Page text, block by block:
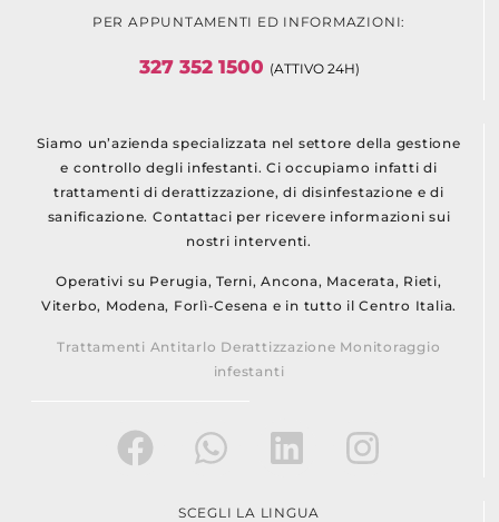
PER APPUNTAMENTI ED INFORMAZIONI:
327 352 1500 (ATTIVO 24H)
Siamo un’azienda specializzata nel settore della gestione
e controllo degli infestanti. Ci occupiamo infatti di
trattamenti di derattizzazione, di disinfestazione e di
sanificazione. Contattaci per ricevere informazioni sui
nostri interventi.
Operativi su Perugia, Terni, Ancona, Macerata, Rieti,
Viterbo, Modena, Forlì-Cesena e in tutto il Centro Italia.
Trattamenti Antitarlo Derattizzazione Monitoraggio
infestanti
SCEGLI LA LINGUA